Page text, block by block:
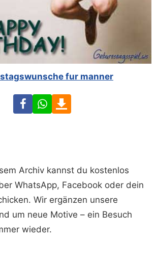
fur manner
FacebookWhatsApp
Archiv kannst du kostenlos
WhatsApp, Facebook oder dein
Wir ergänzen unsere
um neue Motive – ein Besuch
wieder.